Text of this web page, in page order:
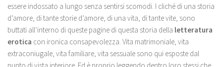
essere indossato a lungo senza sentirsi scomodi. I cliché di una storia
d’amore, di tante storie d’amore, di una vita, di tante vite, sono
buttati all’interno di queste pagine di questa storia della letteratura
erotica con ironica consapevolezza. Vita matrimoniale, vita
extraconiugale, vita familiare, vita sessuale sono qui esposte dal